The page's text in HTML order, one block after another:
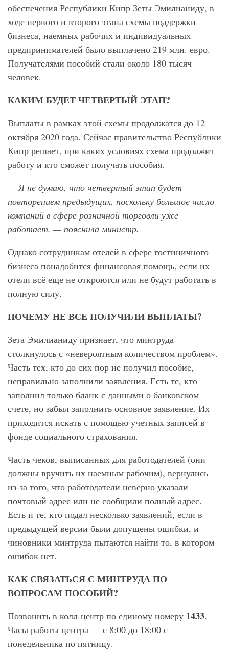
обеспечения Республики Кипр Зеты Эмилианиду, в
ходе первого и второго этапа схемы поддержки
бизнеса, наемных рабочих и индивидуальных
предпринимателей было выплачено 219 млн. евро.
Получателями пособий стали около 180 тысяч
человек.
КАКИМ БУДЕТ ЧЕТВЕРТЫЙ ЭТАП?
Выплаты в рамках этой схемы продолжатся до 12
октября 2020 года. Сейчас правительство Республики
Кипр решает, при каких условиях схема продолжит
работу и кто сможет получать пособия.
— Я не думаю, что четвертый этап будет
повторением предыдущих, поскольку большое число
компаний в сфере розничной торговли уже
работает, — пояснила министр.
Однако сотрудникам отелей в сфере гостиничного
бизнеса понадобится финансовая помощь, если их
отели всё еще не откроются или не будут работать в
полную силу.
ПОЧЕМУ НЕ ВСЕ ПОЛУЧИЛИ ВЫПЛАТЫ?
Зета Эмилианиду признает, что минтруда
столкнулось с «невероятным количеством проблем».
Часть тех, кто до сих пор не получил пособие,
неправильно заполнили заявления. Есть те, кто
заполнил только бланк с данными о банковском
счете, но забыл заполнить основное заявление. Их
приходится искать с помощью учетных записей в
фонде социального страхования.
Часть чеков, выписанных для работодателей (они
должны вручить их наемным рабочим), вернулись
из-за того, что работодатели неверно указали
почтовый адрес или не сообщили полный адрес.
Есть и те, кто подал несколько заявлений, если в
предыдущей версии были допущены ошибки, и
чиновники минтруда пытаются найти то, в котором
ошибок нет.
КАК СВЯЗАТЬСЯ С МИНТРУДА ПО
ВОПРОСАМ ПОСОБИЙ?
Позвонить в колл-центр по единому номеру 1433.
Часы работы центра — с 8:00 до 18:00 с
понедельника по пятницу.